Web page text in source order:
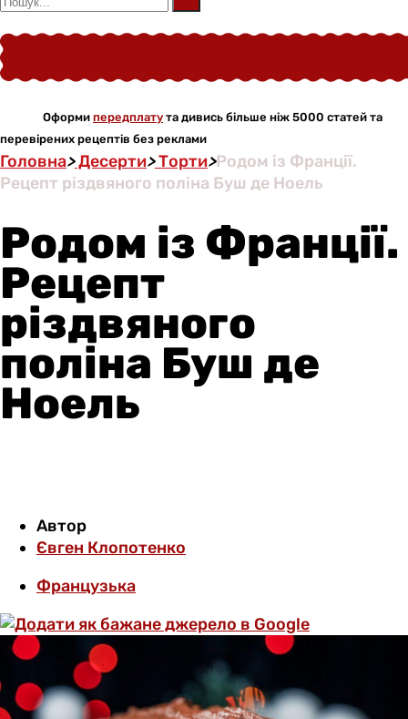
Оформи передплату та дивись більше ніж 5000 статей та
перевірених рецептів без реклами
Головна>Десерти>Торти>Родом із Франції.
Рецепт різдвяного поліна Буш де Ноель
Родом із Франції.
Рецепт
різдвяного
поліна Буш де
Ноель
Автор
Євген Клопотенко
Французька